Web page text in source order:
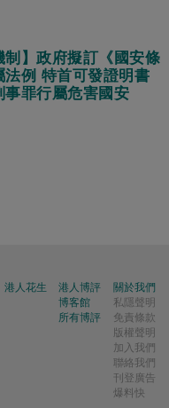
制】政府擬訂《國安條
法例 特首可發證明書
事罪行屬危害國安
港人花生
港人博評
博客館
所有博評
關於我們
私隱聲明
免責條款
版權聲明
加入我們
聯絡我們
刊登廣告
爆料快